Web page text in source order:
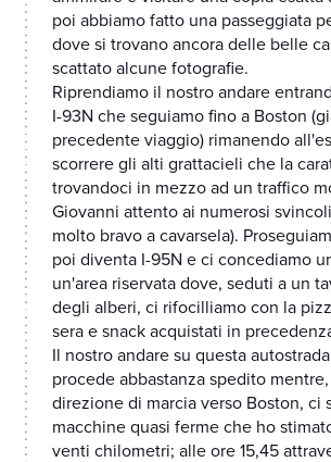
poi abbiamo fatto una passeggiata
dove si trovano ancora delle belle
scattato alcune fotografie.
Riprendiamo il nostro andare
I-93N che seguiamo fino a Boston
precedente viaggio) rimanendo
scorrere gli alti grattacieli che la
trovandoci in mezzo ad un traffico
Giovanni attento ai numerosi
molto bravo a cavarsela).
poi diventa I-95N e ci concediamo
un'area riservata dove, seduti a un
degli alberi, ci rifocilliamo con la
sera e snack acquistati in
Il nostro andare su questa
procede abbastanza spedito
direzione di marcia verso Boston, ci
macchine quasi ferme che ho
venti chilometri; alle ore 15,45